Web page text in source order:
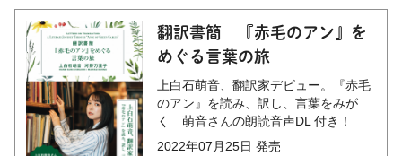
翻訳書簡 『赤毛のアン』を
めぐる言葉の旅
上白石萌音、翻訳家デビュー。『赤毛
のアン』を読み、訳し、言葉をみが
く 萌音さんの朗読音声DL 付き！
2022年07月25日 発売